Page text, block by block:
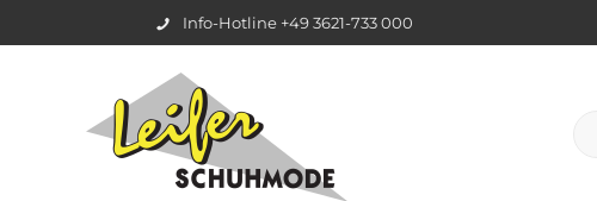
Info-Hotline +49 3621-733 000